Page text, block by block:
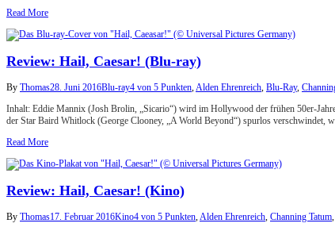
Read More
Review: Hail, Caesar! (Blu-ray)
By Thomas28. Juni 2016Blu-ray4 von 5 Punkten,Alden Ehrenreich, Blu-Ray,
Inhalt: Eddie Mannix (Josh Brolin, „Sicario“) wird im Hollywood der frühen 50er-
der Star Baird Whitlock (George Clooney, „A World Beyond“) spurlos verschwindet,
Read More
Review: Hail, Caesar! (Kino)
By Thomas17. Februar 2016Kino4 von 5 Punkten Alden Ehrenreich Channing Tatum